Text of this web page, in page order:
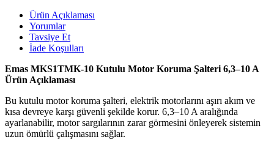
Ürün Açıklaması
Yorumlar
Tavsiye Et
İade Koşulları
Emas MKS1TMK-10 Kutulu Motor Koruma Şalteri 6,3–10 A
Ürün Açıklaması
Bu kutulu motor koruma şalteri, elektrik motorlarını aşırı akım ve
kısa devreye karşı güvenli şekilde korur. 6,3–10 A aralığında
ayarlanabilir, motor sargılarının zarar görmesini önleyerek sistemin
uzun ömürlü çalışmasını sağlar.